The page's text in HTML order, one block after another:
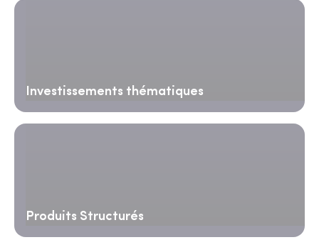
Investissements thématiques
Produits Structurés